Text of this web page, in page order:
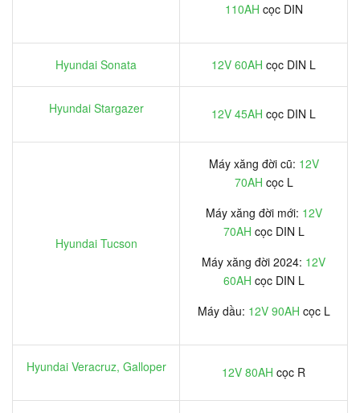
110AH cọc DIN
Hyundai Sonata 12V 60AH cọc DIN L
Hyundai Stargazer 12V 45AH cọc DIN L
Hyundai Tucson
Máy xăng đời cũ: 12V
70AH cọc L
Máy xăng đời mới: 12V
70AH cọc DIN L
Máy xăng đời 2024: 12V
60AH cọc DIN L
Máy dầu: 12V 90AH cọc L
Hyundai Veracruz, Galloper 12V 80AH cọc R